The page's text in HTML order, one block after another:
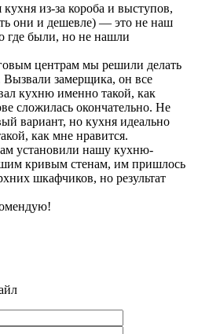
из-за короба и выступов,
они и дешевле) — это не наш
где были, но не нашли
центрам мы решили делать
замерщика, он все
кухню именно такой, как
сложилась окончательно. Не
вариант, но кухня идеально
как мне нравится.
установили нашу кухню-
кривым стенам, им пришлось
шкафчиков, но результат